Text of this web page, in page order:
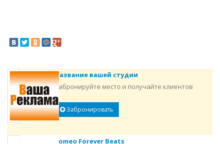
Название вашей студии
Забронируйте место и получайте клиентов
Забронировать
Romeo Forever Beats